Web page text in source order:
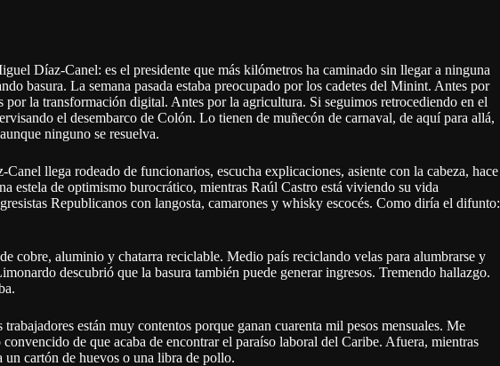
Díaz-Canel: es el presidente que más kilómetros ha caminado sin llegar a ninguna
basura. La semana pasada estaba preocupado por los cadetes del Minint. Antes por
por la transformación digital. Antes por la agricultura. Si seguimos retrocediendo en el
el desembarco de Colón. Lo tienen de muñecón de carnaval, de aquí para allá,
ninguno se resuelva.
llega rodeado de funcionarios, escucha explicaciones, asiente con la cabeza, hace
estela de optimismo burocrático, mientras Raúl Castro está viviendo su vida
Republicanos con langosta, camarones y whisky escocés. Como diría el difunto:
cobre, aluminio y chatarra reciclable. Medio país reciclando velas para alumbrarse y
descubrió que la basura también puede generar ingresos. Tremendo hallazgo.
están muy contentos porque ganan cuarenta mil pesos mensuales. Me
de que acaba de encontrar el paraíso laboral del Caribe. Afuera, mientras
cartón de huevos o una libra de pollo.